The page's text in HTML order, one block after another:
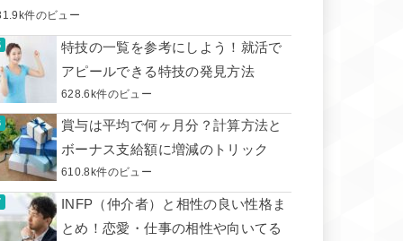
件のビュー
特技の一覧を参考にしよう！就活で
アピールできる特技の発見方法
628.6k件のビュー
賞与は平均で何ヶ月分？計算方法と
ボーナス支給額に増減のトリック
610.8k件のビュー
INFP（仲介者）と相性の良い性格ま
とめ！恋愛・仕事の相性や向いてる